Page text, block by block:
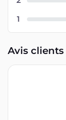
1
Avis clients